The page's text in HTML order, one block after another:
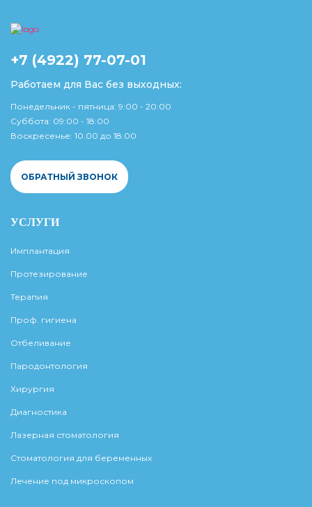
+7 (4922) 77-07-01
Работаем для Вас без выходных:
Понедельник - пятница: 9:00 - 20:00
Суббота: 09:00 - 18:00
Воскресенье: 10.00 до 18.00
ОБРАТНЫЙ ЗВОНОК
УСЛУГИ
Имплантация
Протезирование
Терапия
Проф. гигиена
Отбеливание
Пародонтология
Хирургия
Диагностика
Лазерная стоматология
Стоматология для беременных
Лечение под микроскопом